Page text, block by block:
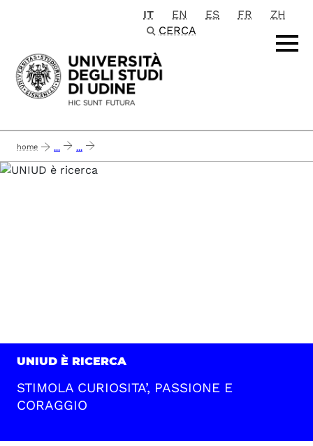
Passa al contenuto principale
IT EN ES FR
ZH
CERCA
home ... ...
infrastruttura per lo sviluppo di materiali e processi avanzati per contribuire
UNIUD È RICERCA
STIMOLA CURIOSITA’, PASSIONE E
CORAGGIO